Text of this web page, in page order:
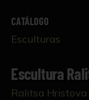
CATÁLOGO
Esculturas
Escultura
Ralitsa